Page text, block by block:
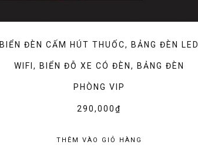
BIỂN ĐÈN CẤM HÚT THUỐC, BẢNG ĐÈN LED
WIFI, BIỂN ĐỖ XE CÓ ĐÈN, BẢNG ĐÈN
PHÒNG VIP
290,000₫
THÊM VÀO GIỎ HÀNG